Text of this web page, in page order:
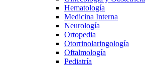
Hematología
Medicina Interna
Neurología
Ortopedia
Otorrinolaringología
Oftalmología
Pediatría